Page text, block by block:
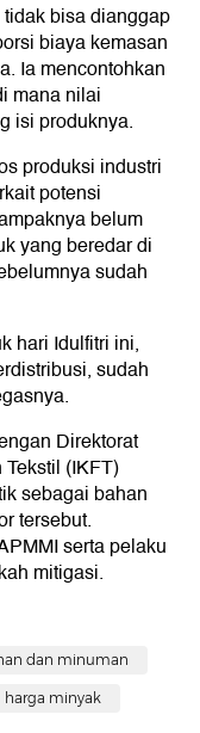
bisa dianggap
biaya kemasan
Ia mencontohkan
mana nilai
isi produknya.
produksi industri
potensi
belum
yang beredar di
sudah
hari Idulfitri ini,
sudah
Direktorat
(IKFT)
sebagai bahan
tersebut.
serta pelaku
mitigasi.
dan minuman
harga minyak